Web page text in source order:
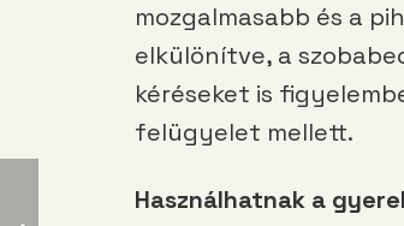
mozgalmasabb és a
elkülönítve, a
kéréseket is
felügyelet mellett.
Használhatnak a